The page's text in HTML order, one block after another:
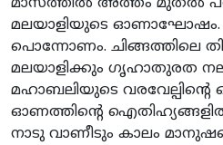
മാസത്തില്‍ അത്തം മുതല്‍
മലയാളിയുടെ ഓണാഘോഷം.
പൊന്നോണം. ചിങ്ങത്തിലെ
മലയാളിക്കും ഗൃഹാതുരത
മഹാബലിയുടെ
ഓണത്തിന്റെ ഐതിഹ്യങ്ങളില്‍
നാടു വാണീടും കാലം